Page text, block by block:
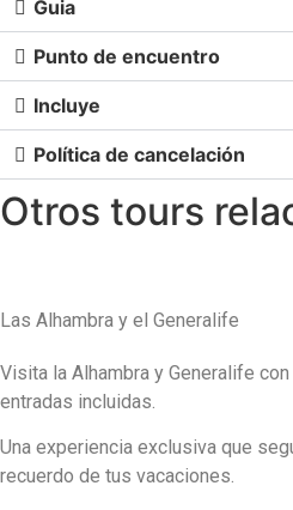
Guia
Punto de encuentro
Incluye
Política de cancelación
Otros tours
Las Alhambra y el Generalife
Visita la Alhambra y Generalife
entradas incluidas.
Una experiencia exclusiva que
recuerdo de tus vacaciones.